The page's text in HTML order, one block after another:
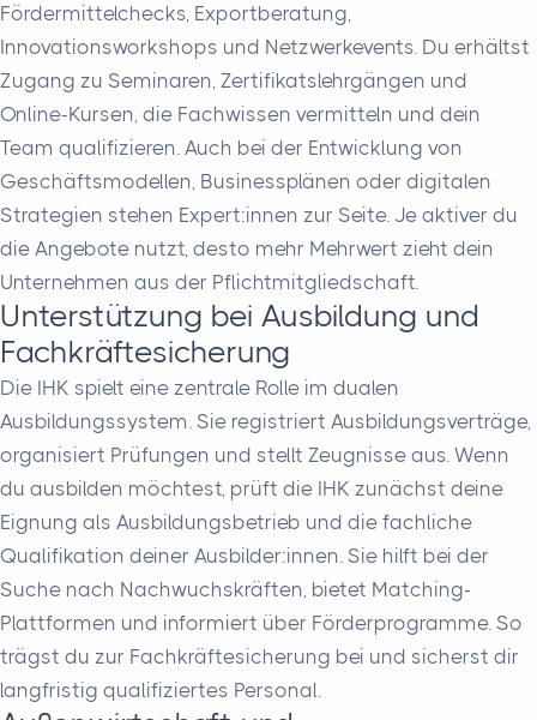
Fördermittelchecks, Exportberatung,
Innovationsworkshops und Netzwerkevents. Du erhältst
Zugang zu Seminaren, Zertifikatslehrgängen und
Online-Kursen, die Fachwissen vermitteln und dein
Team qualifizieren. Auch bei der Entwicklung von
Geschäftsmodellen, Businessplänen oder digitalen
Strategien stehen Expert:innen zur Seite. Je aktiver du
die Angebote nutzt, desto mehr Mehrwert zieht dein
Unternehmen aus der Pflichtmitgliedschaft.
Unterstützung bei Ausbildung und
Fachkräftesicherung
Die IHK spielt eine zentrale Rolle im dualen
Ausbildungssystem. Sie registriert Ausbildungsverträge,
organisiert Prüfungen und stellt Zeugnisse aus. Wenn
du ausbilden möchtest, prüft die IHK zunächst deine
Eignung als Ausbildungsbetrieb und die fachliche
Qualifikation deiner Ausbilder:innen. Sie hilft bei der
Suche nach Nachwuchskräften, bietet Matching-
Plattformen und informiert über Förderprogramme. So
trägst du zur Fachkräftesicherung bei und sicherst dir
langfristig qualifiziertes Personal.